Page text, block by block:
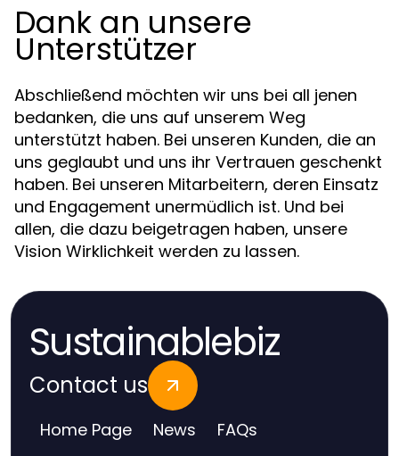
Dank an unsere
Unterstützer
Abschließend möchten wir uns bei all jenen
bedanken, die uns auf unserem Weg
unterstützt haben. Bei unseren Kunden, die an
uns geglaubt und uns ihr Vertrauen geschenkt
haben. Bei unseren Mitarbeitern, deren Einsatz
und Engagement unermüdlich ist. Und bei
allen, die dazu beigetragen haben, unsere
Vision Wirklichkeit werden zu lassen.
Sustainablebiz
Contact us
Home Page News FAQs